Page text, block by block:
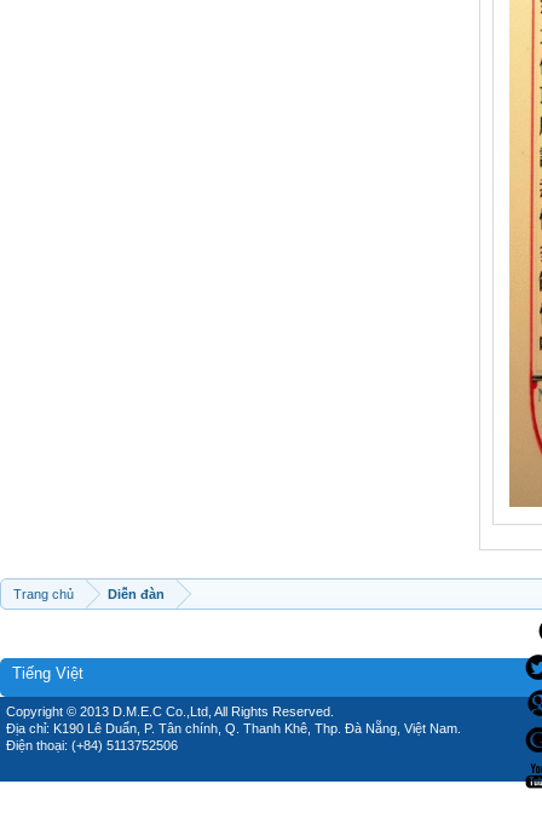
Trang chủ Diễn đàn
Tiếng Việt
Copyright © 2013 D.M.E.C Co.,Ltd, All Rights Reserved.
Địa chỉ: K190 Lê Duẩn, P. Tân chính, Q. Thanh Khê, Thp. Đà Nẵng, Việt Nam.
Điện thoại: (+84) 5113752506